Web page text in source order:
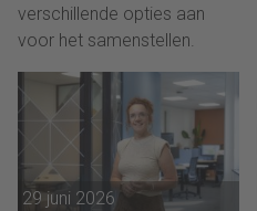
verschillende opties aan
voor het samenstellen.
29 juni 2026